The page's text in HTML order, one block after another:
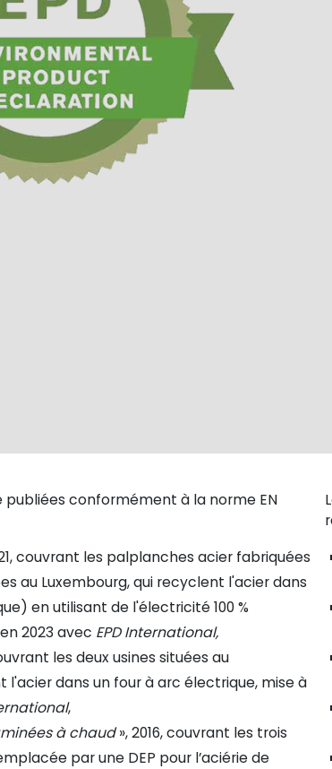
publiées conformément à la norme EN
couvrant les palplanches acier fabriquées
au Luxembourg, qui recyclent l'acier dans
en utilisant de l'électricité 100 %
2023 avec EPD International,
les deux usines situées au
l'acier dans un four à arc électrique, mise à
,
à chaud », 2016, couvrant les trois
par une DEP pour l’aciérie de